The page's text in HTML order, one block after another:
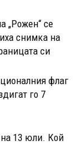
„Рожен“ се
снимка на
си
флаг
го 7
13 юли. Кой